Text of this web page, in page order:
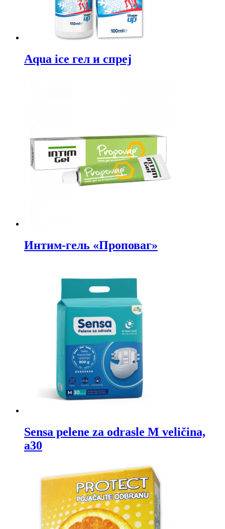
Aqua ice гел и спреј
Интим-гель «Проповаг»
Sensa pelene za odrasle M veličina,
a30